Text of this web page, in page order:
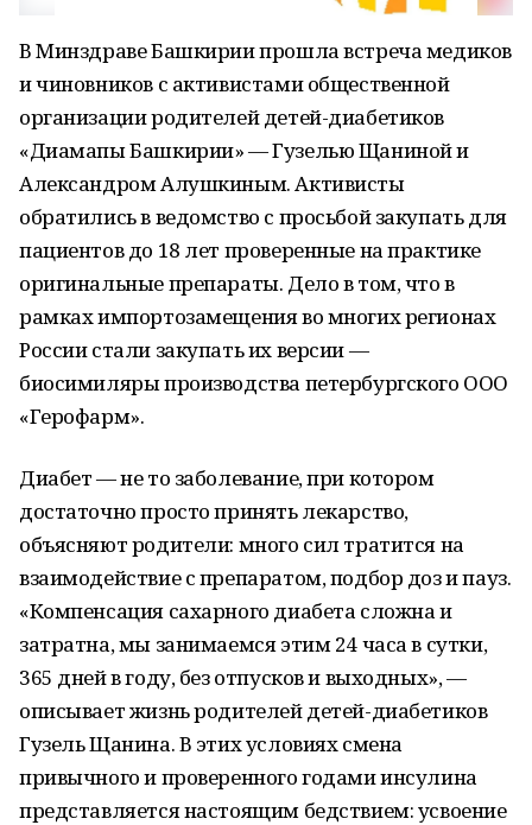
В Минздраве Башкирии прошла встреча медиков
и чиновников с активистами общественной
организации родителей детей-диабетиков
«Диамапы Башкирии» — Гузелью Щаниной и
Александром Алушкиным. Активисты
обратились в ведомство с просьбой закупать для
пациентов до 18 лет проверенные на практике
оригинальные препараты. Дело в том, что в
рамках импортозамещения во многих регионах
России стали закупать их версии —
биосимиляры производства петербургского ООО
«Герофарм».
Диабет — не то заболевание, при котором
достаточно просто принять лекарство,
объясняют родители: много сил тратится на
взаимодействие с препаратом, подбор доз и пауз.
«Компенсация сахарного диабета сложна и
затратна, мы занимаемся этим 24 часа в сутки,
365 дней в году, без отпусков и выходных», —
описывает жизнь родителей детей-диабетиков
Гузель Щанина. В этих условиях смена
привычного и проверенного годами инсулина
представляется настоящим бедствием: усвоение